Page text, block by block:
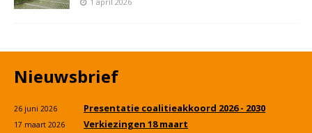
Nieuwsbrief
26 juni 2026 Presentatie coalitieakkoord 2026 - 2030
17 maart 2026 Verkiezingen 18 maart